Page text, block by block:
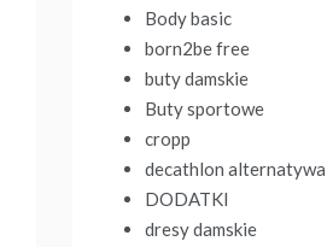
Body basic
born2be free
buty damskie
Buty sportowe
cropp
decathlon alternatywa
DODATKI
dresy damskie